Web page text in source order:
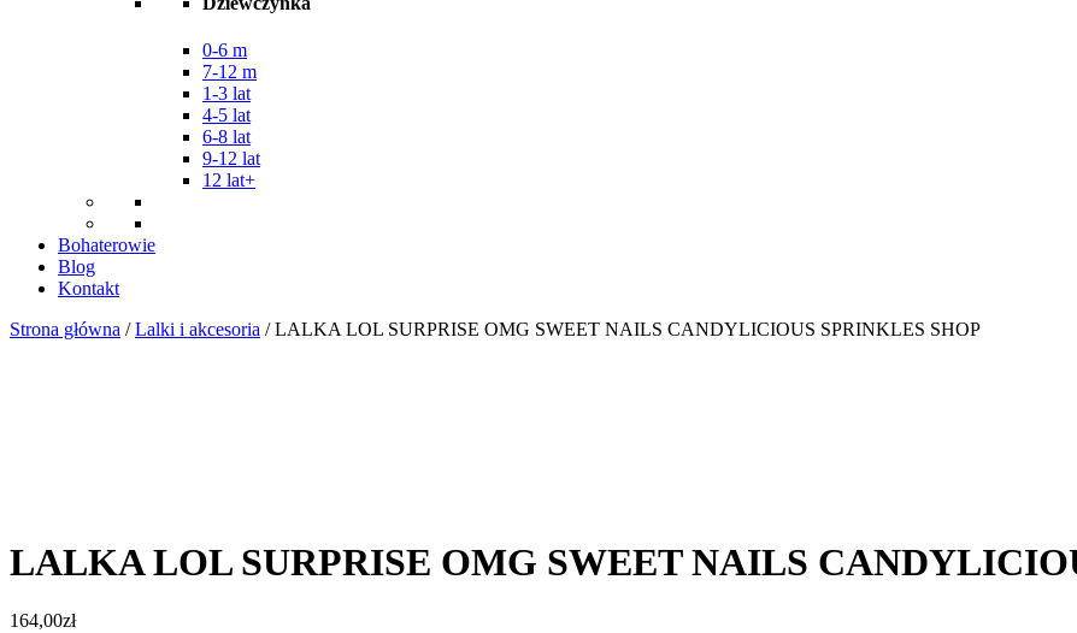
0-6 m
7-12 m
1-3 lat
4-5 lat
6-8 lat
9-12 lat
12 lat+
Bohaterowie
Blog
Kontakt
Strona główna /Lalki i akcesoria / LALKA LOL SURPRISE OMG SWEET NAILS CANDYLICIOUS SPRINKLES SHOP
LALKA LOL SURPRISE OMG SWEET NAILS
164,00zł